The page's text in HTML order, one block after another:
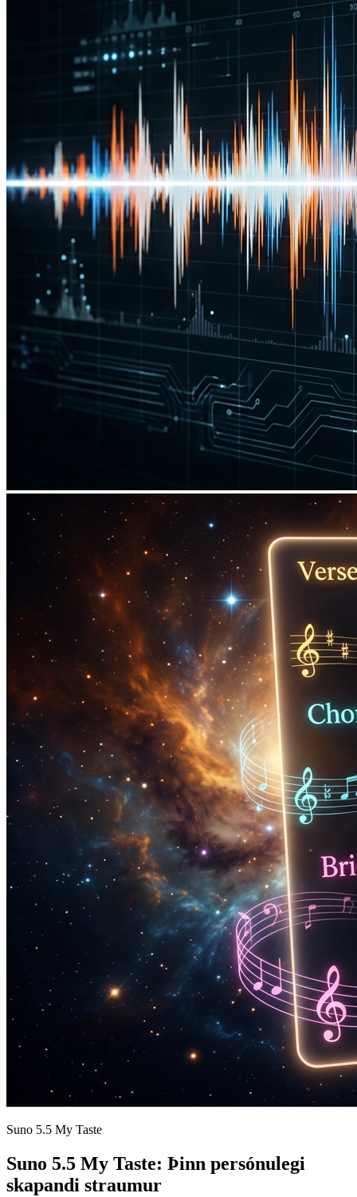
Suno 5.5 My Taste
Suno 5.5 My Taste: Þinn persónulegi
skapandi straumur